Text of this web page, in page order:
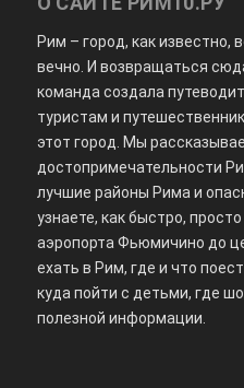
Рим – город, как известно,
вечно. И возвращаться
команда создала
туристам и
этот город. Мы
достопримечательности
лучшие районы Рима и
узнаете, как быстро,
аэропорта Фьюмичино до
ехать в Рим, где и что
куда пойти с детьми, где
полезной информации.